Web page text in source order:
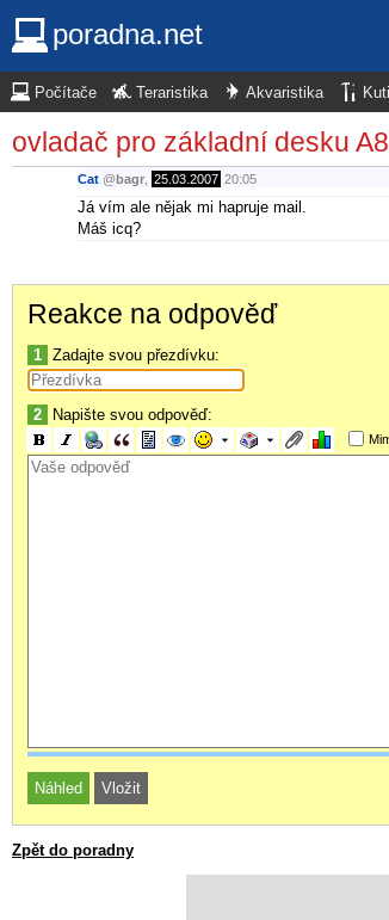
poradna.net
Počítače Teraristika Akvaristika
ovladač pro základní desku
Cat @bagr 25.03.2007 20:05
Já vím ale nějak mi hapruje mail.
Máš icq?
Reakce na odpověď
1 Zadajte svou přezdívku:
2 Napište svou odpověď:
Zpět do poradny